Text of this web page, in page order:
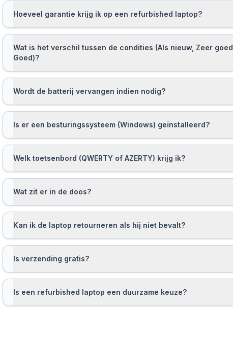
Hoeveel garantie krijg ik op een refurbished laptop?
Wat is het verschil tussen de condities (Als nieuw, Zeer goed,
Goed)?
Wordt de batterij vervangen indien nodig?
Is er een besturingssysteem (Windows) geïnstalleerd?
Welk toetsenbord (QWERTY of AZERTY) krijg ik?
Wat zit er in de doos?
Kan ik de laptop retourneren als hij niet bevalt?
Is verzending gratis?
Is een refurbished laptop een duurzame keuze?